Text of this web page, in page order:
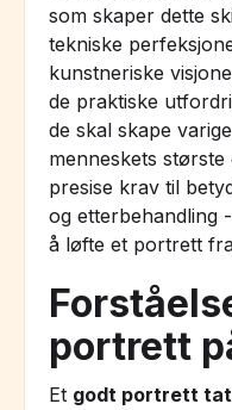
som skaper dette
tekniske
kunstneriske
de praktiske
de skal skape
menneskets
presise krav til
og etterbehandling
å løfte et portrett
portrett
Et godt portrett